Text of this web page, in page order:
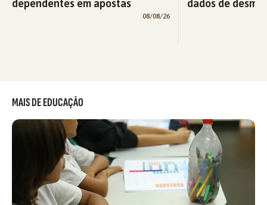
dependentes em apostas
08/08/26
dados de
MAIS DE EDUCAÇÃO